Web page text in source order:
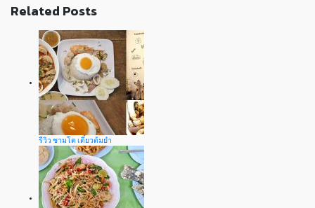
Related Posts
รีวิว ชามโต เตี๋ยวต้มยำ